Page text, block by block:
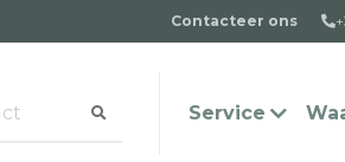
Contacteer ons
Service